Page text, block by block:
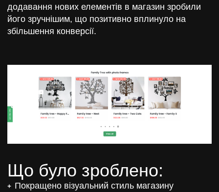
додавання нових елементів в магазин зробили
його зручнішим, що позитивно вплинуло на
збільшення конверсії.
Що було зроблено:
Покращено візуальний стиль магазину